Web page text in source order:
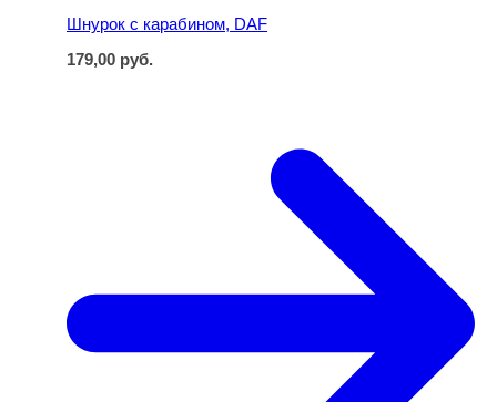
Шнурок с карабином, DAF
179,00 руб.